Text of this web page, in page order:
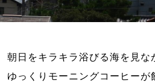
朝日をキラキラ浴びる海を見な
ゆっくりモーニングコーヒーが